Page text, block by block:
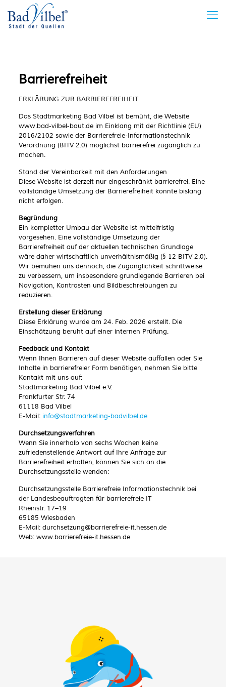
Barrierefreiheit
ERKLÄRUNG ZUR BARRIEREFREIHEIT
Das Stadtmarketing Bad Vilbel ist bemüht, die Website
www.bad-vilbel-baut.de im Einklang mit der Richtlinie (EU)
2016/2102 sowie der Barrierefreie-Informationstechnik
Verordnung (BITV 2.0) möglichst barrierefrei zugänglich zu
machen.
Stand der Vereinbarkeit mit den Anforderungen
Diese Website ist derzeit nur eingeschränkt barrierefrei. Eine
vollständige Umsetzung der Barrierefreiheit konnte bislang
nicht erfolgen.
Begründung
Ein kompletter Umbau der Website ist mittelfristig
vorgesehen. Eine vollständige Umsetzung der
Barrierefreiheit auf der aktuellen technischen Grundlage
wäre daher wirtschaftlich unverhältnismäßig (§ 12 BITV 2.0).
Wir bemühen uns dennoch, die Zugänglichkeit schrittweise
zu verbessern, um insbesondere grundlegende Barrieren bei
Navigation, Kontrasten und Bildbeschreibungen zu
reduzieren.
Erstellung dieser Erklärung
Diese Erklärung wurde am 24. Feb. 2026 erstellt. Die
Einschätzung beruht auf einer internen Prüfung.
Feedback und Kontakt
Wenn Ihnen Barrieren auf dieser Website auffallen oder Sie
Inhalte in barrierefreier Form benötigen, nehmen Sie bitte
Kontakt mit uns auf:
Stadtmarketing Bad Vilbel e.V.
Frankfurter Str. 74
61118 Bad Vilbel
E-Mail: info@stadtmarketing-badvilbel.de
Durchsetzungsverfahren
Wenn Sie innerhalb von sechs Wochen keine
zufriedenstellende Antwort auf Ihre Anfrage zur
Barrierefreiheit erhalten, können Sie sich an die
Durchsetzungsstelle wenden:
Durchsetzungsstelle Barrierefreie Informationstechnik bei
der Landesbeauftragten für barrierefreie IT
Rheinstr. 17–19
65185 Wiesbaden
E-Mail: durchsetzung@barrierefreie-it.hessen.de
Web: www.barrierefreie-it.hessen.de